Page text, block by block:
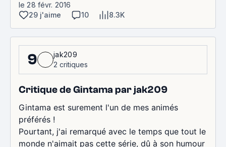
le 28 févr. 2016
29 j'aime
10 8.3K
9
jak209
2 critiques
Critique de Gintama par jak209
Gintama est surement l'un de mes animés
préférés !
Pourtant, j'ai remarqué avec le temps que tout le
monde n'aimait pas cette série, dû à son humour